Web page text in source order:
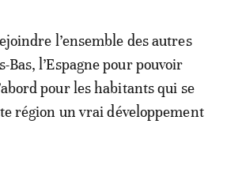
l’ensemble des autres
Bas, l’Espagne pour pouvoir
pour les habitants qui se
région un vrai développement